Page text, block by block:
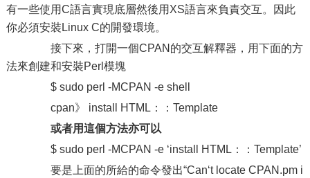
有一些使用C語言實現底層然後用XS語言來負責交互。因此
你必須安裝Linux C的開發環境。
接下來，打開一個CPAN的交互解釋器，用下面的方
法來創建和安裝Perl模塊
$ sudo perl -MCPAN -e shell
cpan》 install HTML：：Template
或者用這個方法亦可以
$ sudo perl -MCPAN -e ‘install HTML：：Template’
要是上面的所給的命令發出“Can‘t locate CPAN.pm i